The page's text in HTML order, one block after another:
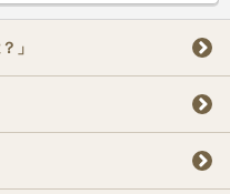
」